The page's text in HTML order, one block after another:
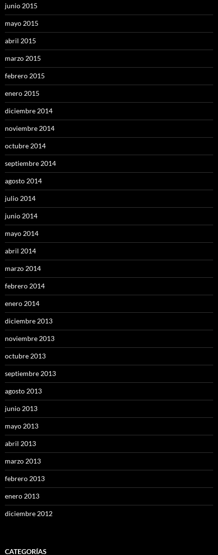
junio 2015
mayo 2015
abril 2015
marzo 2015
febrero 2015
enero 2015
diciembre 2014
noviembre 2014
octubre 2014
septiembre 2014
agosto 2014
julio 2014
junio 2014
mayo 2014
abril 2014
marzo 2014
febrero 2014
enero 2014
diciembre 2013
noviembre 2013
octubre 2013
septiembre 2013
agosto 2013
junio 2013
mayo 2013
abril 2013
marzo 2013
febrero 2013
enero 2013
diciembre 2012
CATEGORÍAS